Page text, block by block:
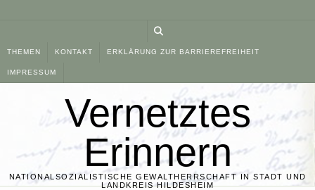
THEMEN KONTAKT ERKLÄRUNG ZUR BARRIEREFREIHEIT
IMPRESSUM
Vernetztes
Erinnern
NATIONALSOZIALISTISCHE GEWALTHERRSCHAFT IN STADT UND
LANDKREIS HILDESHEIM